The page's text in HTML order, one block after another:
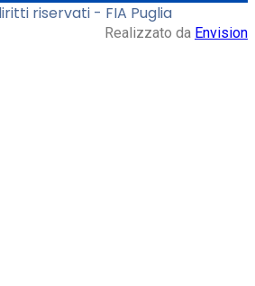
riservati - FIA Puglia
Realizzato da Envision